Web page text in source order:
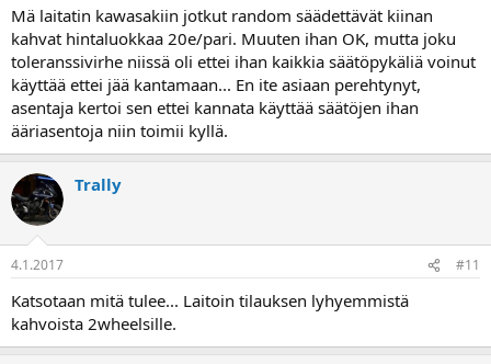
Mä laitatin kawasakiin jotkut random säädettävät kiinan
kahvat hintaluokkaa 20e/pari. Muuten ihan OK, mutta joku
toleranssivirhe niissä oli ettei ihan kaikkia säätöpykäliä voinut
käyttää ettei jää kantamaan... En ite asiaan perehtynyt,
asentaja kertoi sen ettei kannata käyttää säätöjen ihan
ääriasentoja niin toimii kyllä.
Trally
4.1.2017 #11
Katsotaan mitä tulee... Laitoin tilauksen lyhyemmistä
kahvoista 2wheelsille.